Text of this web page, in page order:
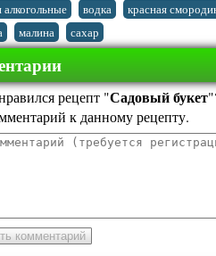
водка красная
малина сахар
рецепт "Садовый букет
к данному рецепту.